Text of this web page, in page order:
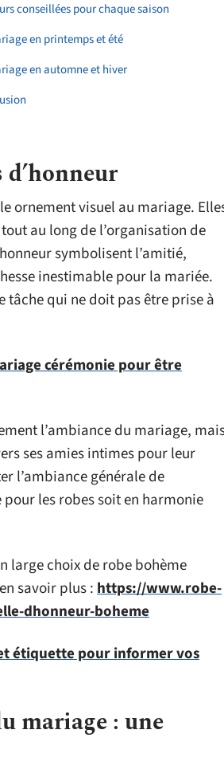
conseillées pour chaque saison
en printemps et été
en automne et hiver
ornement visuel au mariage.
au long de l’organisation de
symbolisent l’amitié,
inestimable pour la mariée.
tâche qui ne doit pas être prise à
cérémonie pour être
l’ambiance du mariage,
ses amies intimes pour leur
l’ambiance générale de
les robes soit en harmonie
large choix de robe bohème
savoir plus :https://www.robe-
dhonneur-boheme
étiquette pour informer vos
mariage : une